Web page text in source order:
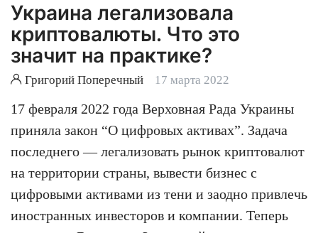
Украина легализовала
криптовалюты. Что это
значит на практике?
Григорий Поперечный 17 марта 2022
17 февраля 2022 года Верховная Рада Украины
приняла закон “О цифровых активах”. Задача
последнего — легализовать рынок криптовалют
на территории страны, вывести бизнес с
цифровыми активами из тени и заодно привлечь
иностранных инвесторов и компании. Теперь